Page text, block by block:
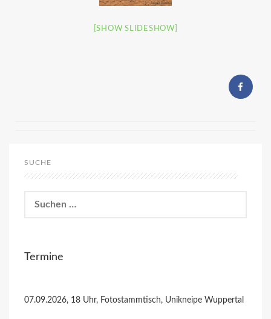
[SHOW SLIDESHOW]
SUCHE
nach:
Termine
07.09.2026, 18 Uhr, Fotostammtisch, Unikneipe Wuppertal